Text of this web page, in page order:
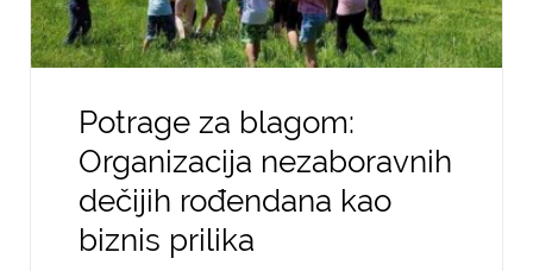
Potrage za blagom:
Organizacija nezaboravnih
dečijih rođendana kao
biznis prilika